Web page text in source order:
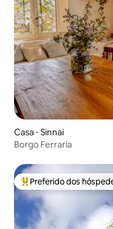
Casa ⋅ Sinnai
Borgo Ferraria
Entre os melhores
Preferido dos